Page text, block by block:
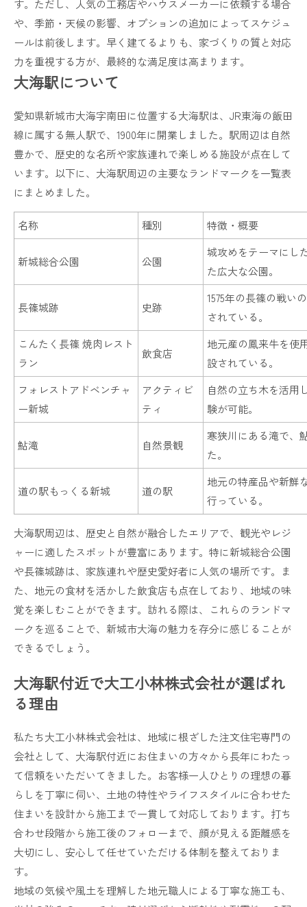
す。ただし、人気の工務店やハウスメーカーに依頼する場合
や、季節・天候の影響、オプションの追加によってスケジュ
ールは前後します。早く建てるよりも、家づくりの質と対応
力を重視する方が、最終的な満足度は高まります。
大海駅について
愛知県新城市大海字南田に位置する大海駅は、JR東海の飯田
線に属する無人駅で、1900年に開業しました。駅周辺は自然
豊かで、歴史的な名所や家族連れで楽しめる施設が点在して
います。以下に、大海駅周辺の主要なランドマークを一覧表
にまとめました。
名称 種別 特徴・概要
新城総合公園 公園
城攻めをテーマにし
た広大な公園。
長篠城跡 史跡
1575年の長篠の戦い
されている。
こんたく長篠 焼肉レスト
ラン
飲食店
地元産の鳳来牛を使
設されている。
フォレストアドベンチャ
ー新城
アクティビ
ティ
自然の立ち木を活用
験が可能。
鮎滝 自然景観
寒狭川にある滝で、
た。
道の駅もっくる新城 道の駅
地元の特産品や新鮮
行っている。
大海駅周辺は、歴史と自然が融合したエリアで、観光やレジ
ャーに適したスポットが豊富にあります。特に新城総合公園
や長篠城跡は、家族連れや歴史愛好者に人気の場所です。ま
た、地元の食材を活かした飲食店も点在しており、地域の味
覚を楽しむことができます。訪れる際は、これらのランドマ
ークを巡ることで、新城市大海の魅力を存分に感じることが
できるでしょう。
大海駅付近で大工小林株式会社が選ばれ
る理由
私たち大工小林株式会社は、地域に根ざした注文住宅専門の
会社として、大海駅付近にお住まいの方々から長年にわたっ
て信頼をいただいてきました。お客様一人ひとりの理想の暮
らしを丁寧に伺い、土地の特性やライフスタイルに合わせた
住まいを設計から施工まで一貫して対応しております。打ち
合わせ段階から施工後のフォローまで、顔が見える距離感を
大切にし、安心して任せていただける体制を整えておりま
す。
地域の気候や風土を理解した地元職人による丁寧な施工も、